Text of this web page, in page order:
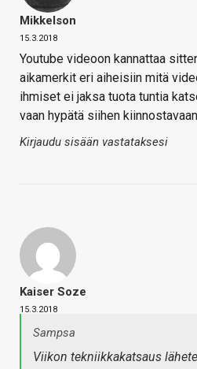
Mikkelson
15.3.2018
Youtube videoon kannattaa
aikamerkit eri aiheisiin mitä
ihmiset ei jaksa tuota tuntia
vaan hypätä siihen
Kirjaudu sisään vastataksesi
Kaiser Soze
15.3.2018
Sampsa
Viikon tekniikkakatsaus